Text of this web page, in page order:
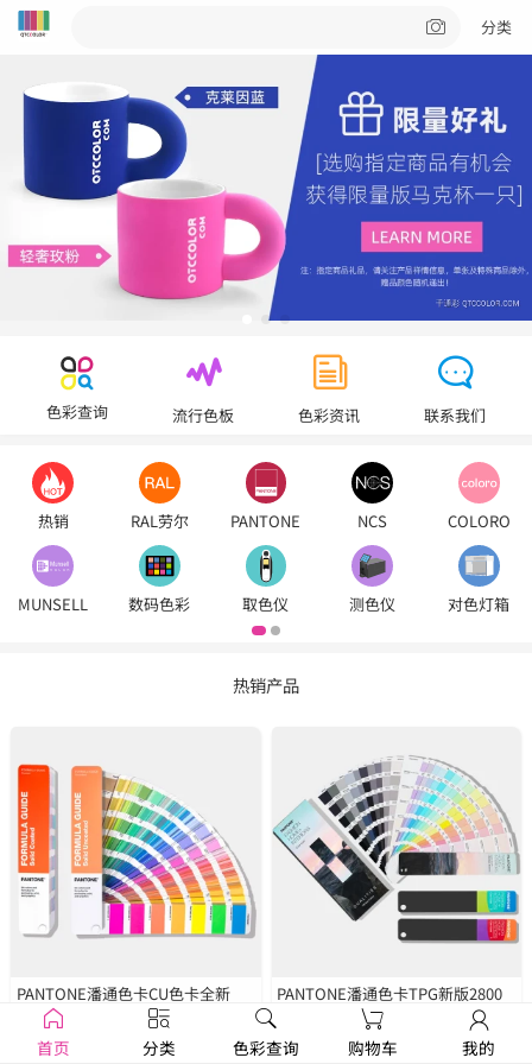
分类
色彩查询 流行色板 色彩资讯 联系我们
热销 RAL劳尔 PANTONE NCS COLORO
MUNSELL 数码色彩 取色仪 测色仪 对色灯箱
热销产品
PANTONE潘通色卡CU色卡全新
2390色
￥1250
PANTONE潘通色卡TPG新版2800
FHIP110C
￥1679
首页 分类 色彩查询 购物车 我的